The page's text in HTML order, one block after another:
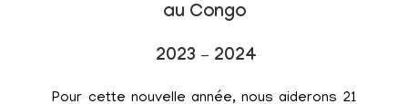
au Congo
2023 – 2024
Pour cette nouvelle année, nous aiderons 21